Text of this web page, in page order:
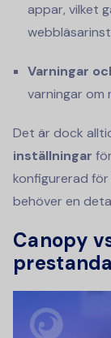
appar, vilket
Varningar
varningar om
Det är dock
inställningar
konfigurerad
behöver en
Canopy